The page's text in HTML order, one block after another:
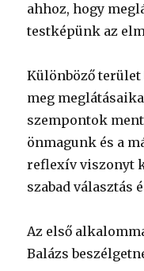
ahhoz, hogy
testképünk az
Különböző
meg
szempontok
önmagunk és a
reflexív viszonyt
szabad választás
Az első
Balázs